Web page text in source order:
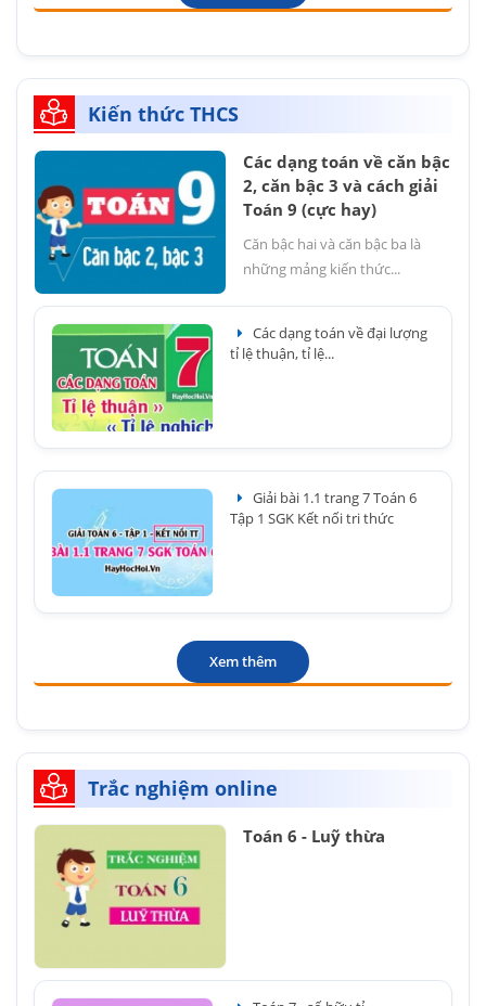
Kiến thức THCS
Các dạng toán về căn bậc
2, căn bậc 3 và cách giải
Toán 9 (cực hay)
Căn bậc hai và căn bậc ba là
những mảng kiến thức...
Các dạng toán về đại lượng
tỉ lệ thuận, tỉ lệ...
Giải bài 1.1 trang 7 Toán 6
Tập 1 SGK Kết nối tri thức
Xem thêm
Trắc nghiệm online
Toán 6 - Luỹ thừa